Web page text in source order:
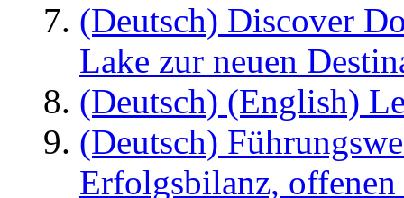
(Deutsch) Discover
Lake zur neuen
(Deutsch) (English)
(Deutsch)
Erfolgsbilanz,